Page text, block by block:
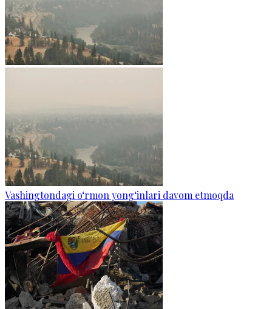
Vashingtondagi o‘rmon yong‘inlari davom etmoqda